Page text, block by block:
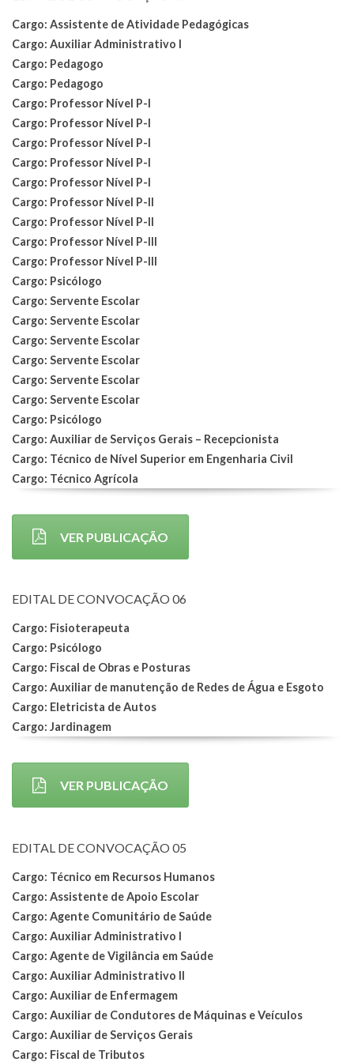
Cargo: Assistente de Atividade Pedagógicas
Cargo: Auxiliar Administrativo I
Cargo: Pedagogo
Cargo: Pedagogo
Cargo: Professor Nível P-I
Cargo: Professor Nível P-I
Cargo: Professor Nível P-I
Cargo: Professor Nível P-I
Cargo: Professor Nível P-I
Cargo: Professor Nível P-II
Cargo: Professor Nível P-II
Cargo: Professor Nível P-III
Cargo: Professor Nível P-III
Cargo: Psicólogo
Cargo: Servente Escolar
Cargo: Servente Escolar
Cargo: Servente Escolar
Cargo: Servente Escolar
Cargo: Servente Escolar
Cargo: Servente Escolar
Cargo: Psicólogo
Cargo: Auxiliar de Serviços Gerais – Recepcionista
Cargo: Técnico de Nível Superior em Engenharia Civil
Cargo: Técnico Agrícola
VER PUBLICAÇÃO
EDITAL DE CONVOCAÇÃO 06
Cargo: Fisioterapeuta
Cargo: Psicólogo
Cargo: Fiscal de Obras e Posturas
Cargo: Auxiliar de manutenção de Redes de Água e Esgoto
Cargo: Eletricista de Autos
Cargo: Jardinagem
VER PUBLICAÇÃO
EDITAL DE CONVOCAÇÃO 05
Cargo: Técnico em Recursos Humanos
Cargo: Assistente de Apoio Escolar
Cargo: Agente Comunitário de Saúde
Cargo: Auxiliar Administrativo I
Cargo: Agente de Vigilância em Saúde
Cargo: Auxiliar Administrativo II
Cargo: Auxiliar de Enfermagem
Cargo: Auxiliar de Condutores de Máquinas e Veículos
Cargo: Auxiliar de Serviços Gerais
Cargo: Fiscal de Tributos